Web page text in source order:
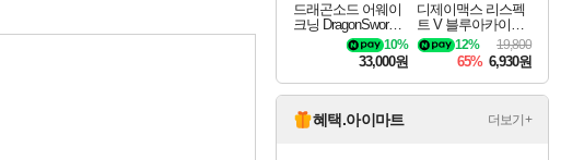
드래곤소드 어웨이
크닝 DragonSword A
10%
33,000원
디제이맥스 리스펙
트 V 블루아카이브
팩 DJMAX RESPE
CT V Blue Archive P
ack DLC
19,800
12%
65% 6,930원
혜택.아이마트 더보기+